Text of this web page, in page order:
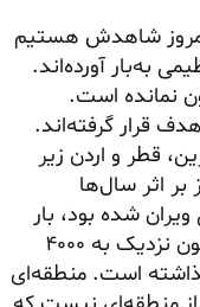
شاهدش هستیم
به‌بار آورده‌اند.
نمانده است.
قرار گرفته‌اند.
قطر و اردن زیر
بر اثر سال‌ها
شده بود، بار
دیگر در شعله‌های آتش سوخت و تاکنون نزدیک به ۴۰۰۰
برجای گذاشته است. منطقه‌ای